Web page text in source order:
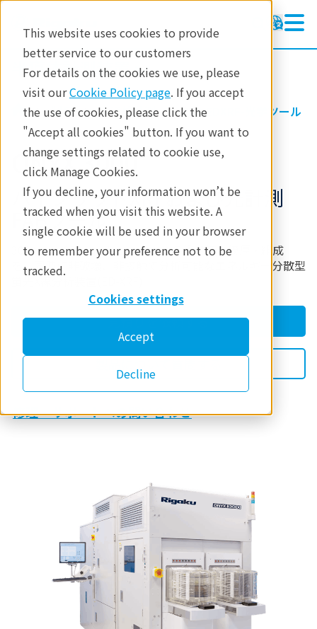
This website uses cookies to provide
better service to our customers
For details on the cookies we use, please
visit ourCookie Policy page. If you accept
the use of cookies, please click the
"Accept all cookies" button. If you want to
change settings related to cookie use,
click Manage Cookies.
If you decline, your information won’t be
tracked when you visit this website. A
single cookie will be used in your browser
to remember your preference not to be
tracked.
Cookies settings
Accept
Decline
半導体計測装置
半導体計測装置
製品
アプリケーション
テクノロジーセンター
イベント
製品 半導体計測 XRR-EDXRF-光学ツール
ONYX 3000
ハイブリッドXRFおよび光計測
FABツール
300mm、200mmウェーハ上の各種薄膜の膜厚・組成
を、同時に非破壊、非接触で分析可能なエネルギー分散型
蛍光X線分析装置(ED-XRF)
見積りを依頼する
修理・サポートへの問い合わせ